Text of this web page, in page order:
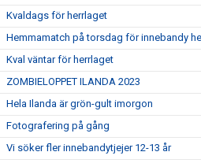
Kvaldags för herrlaget
Hemmamatch på torsdag för innebandy
Kval väntar för herrlaget
ZOMBIELOPPET ILANDA 2023
Hela Ilanda är grön-gult imorgon
Fotografering på gång
Vi söker fler innebandytjejer 12-13 år